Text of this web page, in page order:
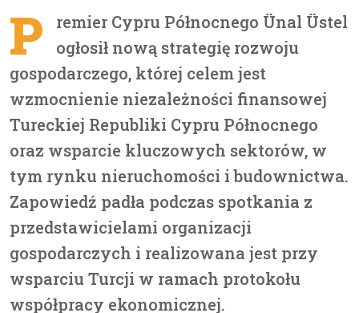
P
remier Cypru Północnego Ünal Üstel
ogłosił nową strategię rozwoju
gospodarczego, której celem jest
wzmocnienie niezależności finansowej
Tureckiej Republiki Cypru Północnego
oraz wsparcie kluczowych sektorów, w
tym rynku nieruchomości i budownictwa.
Zapowiedź padła podczas spotkania z
przedstawicielami organizacji
gospodarczych i realizowana jest przy
wsparciu Turcji w ramach protokołu
współpracy ekonomicznej.